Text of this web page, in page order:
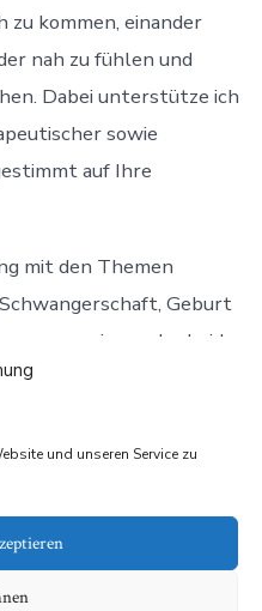
und unseren Service zu
zu kommen, einander
nah zu fühlen und
Dabei unterstütze ich
sowie
auf Ihre
mit den Themen
Geburt
eines oder beider
sein, sich
kann in einer
Einzel Coaching oder
Situation und
Unterstützung